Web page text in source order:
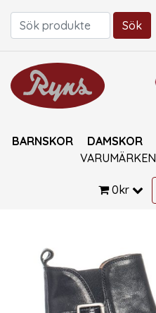
Sök efter:
Sök
BARNSKOR DAMSKOR
VARUMÄRKEN
0kr